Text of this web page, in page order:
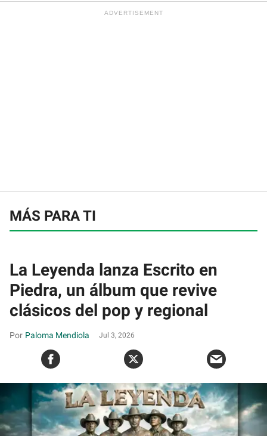
MÁS PARA TI
La Leyenda lanza Escrito en
Piedra, un álbum que revive
clásicos del pop y regional
Paloma Mendiola Jul 3, 2026